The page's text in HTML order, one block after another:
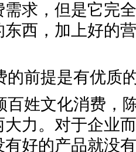
求，但是它完
西，加上好的
的前提是有优质
百姓文化消费，
力。对于企业
好的产品就没